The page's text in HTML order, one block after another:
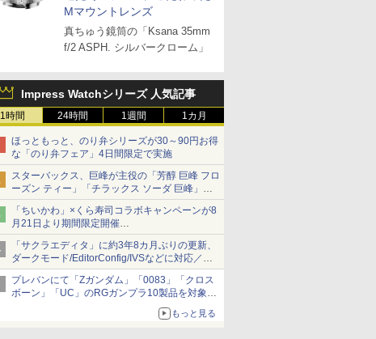
Mマウントレンズ
真ちゅう鏡筒の「Ksana 35mm
f/2 ASPH. シルバークローム」
Impress Watchシリーズ 人気記事
1時間 24時間 1週間 1カ月
ほっともっと、のり弁シリーズが30～90円お得
な「のり弁フェア」4日間限定で実施
スターバックス、巨峰が主役の「芳醇 巨峰 フロ
ーズン ティー」「チラックス ソーダ 巨峰」発
売
「ちいかわ」×くら寿司コラボキャンペーンが8
月21日より期間限定開催
オリジナルの湯呑みや寿司皿が景品に登場！
「サクラエディタ」に約3年8カ月ぶりの更新、
ダークモード/EditorConfig/IVSなどに対応／複
数の脆弱性に対処したセキュリティアップデー
ト
プレバンにて「Zガンダム」「0083」「クロス
ボーン」「UC」のRGガンプラ10製品を対象に
した抽選販売が8月10日11時より実施！
もっと見る